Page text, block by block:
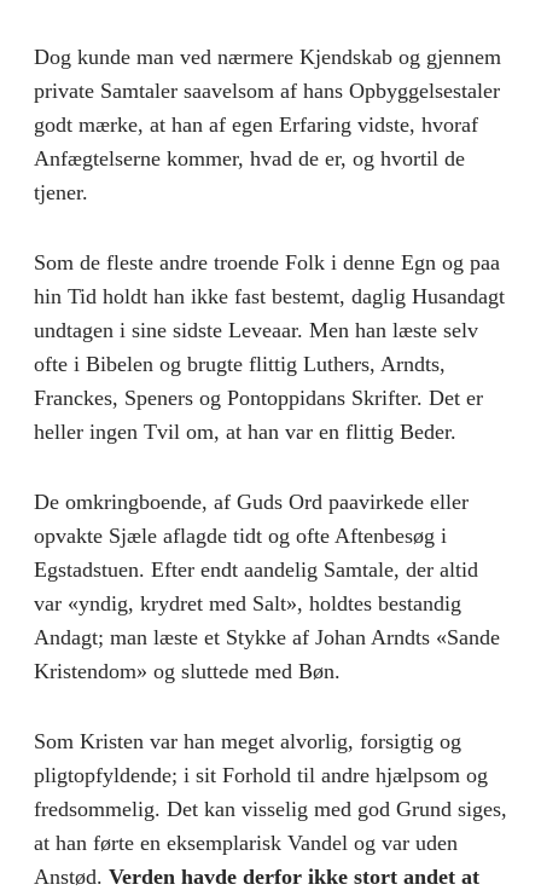
Dog kunde man ved nærmere Kjendskab og gjennem
private Samtaler saavelsom af hans Opbyggelsestaler
godt mærke, at han af egen Erfaring vidste, hvoraf
Anfægtelserne kommer, hvad de er, og hvortil de
tjener.
Som de fleste andre troende Folk i denne Egn og paa
hin Tid holdt han ikke fast bestemt, daglig Husandagt
undtagen i sine sidste Leveaar. Men han læste selv
ofte i Bibelen og brugte flittig Luthers, Arndts,
Franckes, Speners og Pontoppidans Skrifter. Det er
heller ingen Tvil om, at han var en flittig Beder.
De omkringboende, af Guds Ord paavirkede eller
opvakte Sjæle aflagde tidt og ofte Aftenbesøg i
Egstadstuen. Efter endt aandelig Samtale, der altid
var «yndig, krydret med Salt», holdtes bestandig
Andagt; man læste et Stykke af Johan Arndts «Sande
Kristendom» og sluttede med Bøn.
Som Kristen var han meget alvorlig, forsigtig og
pligtopfyldende; i sit Forhold til andre hjælpsom og
fredsommelig. Det kan visselig med god Grund siges,
at han førte en eksemplarisk Vandel og var uden
Anstød. Verden havde derfor ikke stort andet at